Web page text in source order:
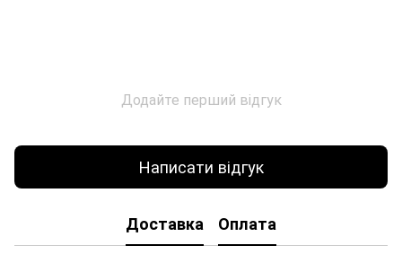
Додайте перший відгук
Написати відгук
Доставка Оплата